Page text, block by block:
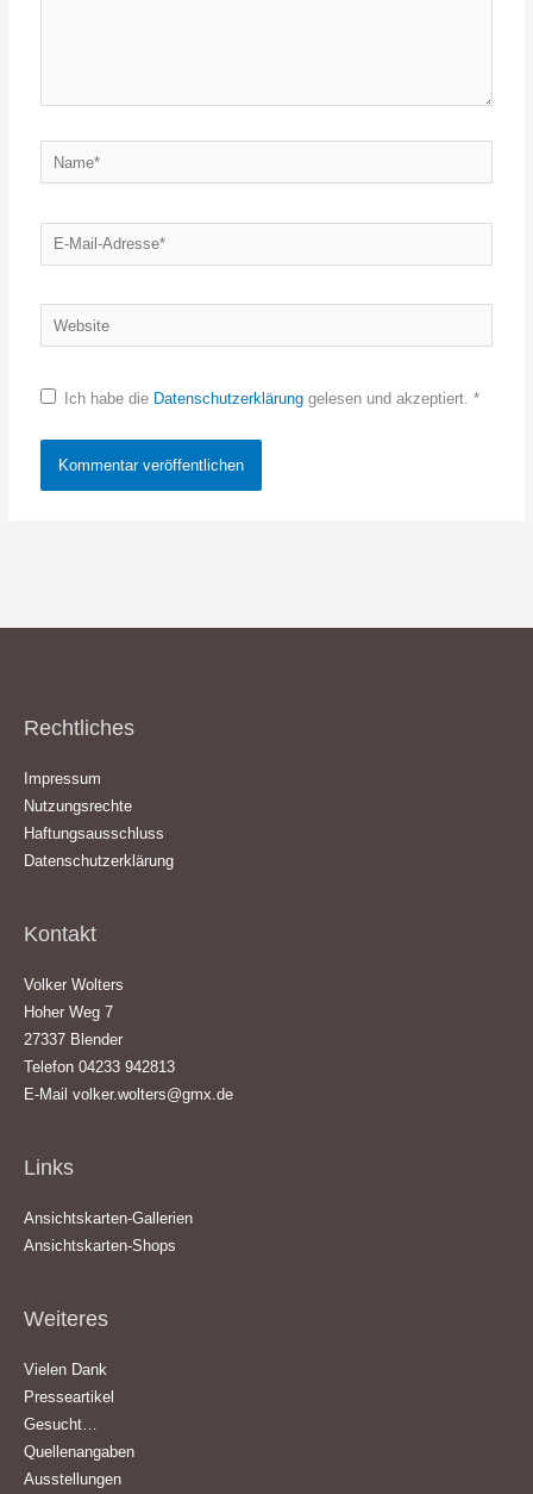
Name*
E-
Mail-
Website
Ich habe die Datenschutzerklärunggelesen und akzeptiert. *
Rechtliches
Impressum
Nutzungsrechte
Haftungsausschluss
Datenschutzerklärung
Kontakt
Volker Wolters
Hoher Weg 7
27337 Blender
Telefon 04233 942813
E-Mail volker.wolters@gmx.de
Links
Ansichtskarten-Gallerien
Ansichtskarten-Shops
Weiteres
Vielen Dank
Presseartikel
Gesucht…
Quellenangaben
Ausstellungen